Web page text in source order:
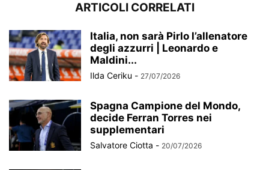
ARTICOLI CORRELATI
Italia, non sarà Pirlo l’allenatore
degli azzurri | Leonardo e
Maldini...
Ilda Ceriku - 27/07/2026
Spagna Campione del Mondo,
decide Ferran Torres nei
supplementari
Salvatore Ciotta - 20/07/2026